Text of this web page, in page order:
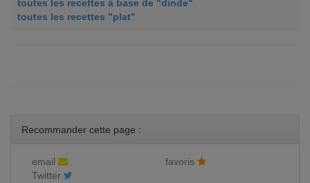
toutes les recettes à base de "dinde"
toutes les recettes "plat"
Recommander cette page :
email
favoris
Twitter